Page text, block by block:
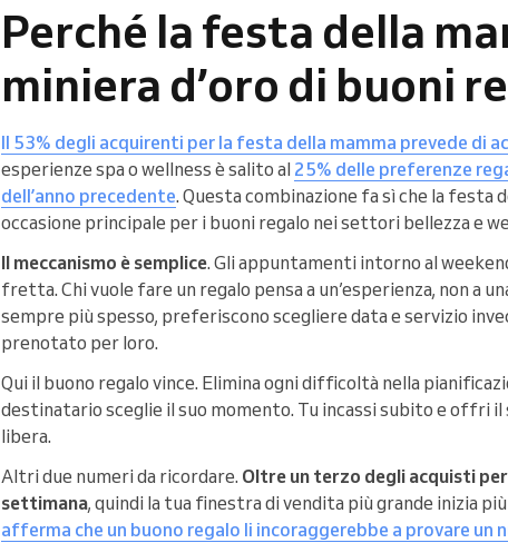
Perché la festa della
miniera d’oro di buoni
Il 53% degli acquirenti per la festa della mamma prevede di
esperienze spa o wellness è salito al 25% delle preferenze
dell’anno precedente. Questa combinazione fa sì che la festa
occasione principale per i buoni regalo nei settori bellezza e
Il meccanismo è semplice. Gli appuntamenti intorno al
fretta. Chi vuole fare un regalo pensa a un’esperienza, non a
sempre più spesso, preferiscono scegliere data e servizio
prenotato per loro.
Qui il buono regalo vince. Elimina ogni difficoltà nella
destinatario sceglie il suo momento. Tu incassi subito e offri
libera.
Altri due numeri da ricordare. Oltre un terzo degli acquisti
settimana, quindi la tua finestra di vendita più grande inizia
afferma che un buono regalo li incoraggerebbe a provare un